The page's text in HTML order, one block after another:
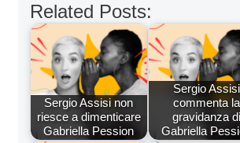
Related Posts:
Sergio Assisi non
riesce a dimenticare
Gabriella Pession
Sergio Assisi
commenta la
gravidanza di
Gabriella